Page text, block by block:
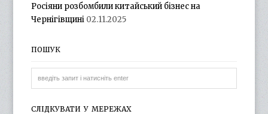
Росіяни розбомбили китайський бізнес на
Чернігівщині 02.11.2025
ПОШУК
СЛІДКУВАТИ У МЕРЕЖАХ